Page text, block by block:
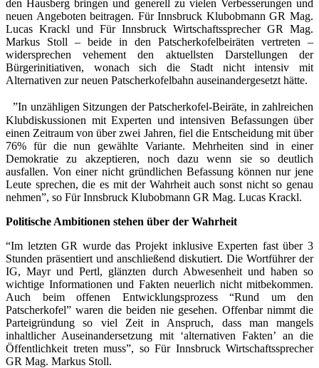
den Hausberg bringen und generell zu vielen Verbesserungen und
neuen Angeboten beitragen. Für Innsbruck Klubobmann GR Mag.
Lucas Krackl und Für Innsbruck Wirtschaftssprecher GR Mag.
Markus Stoll – beide in den Patscherkofelbeiräten vertreten –
widersprechen vehement den aktuellsten Darstellungen der
Bürgerinitiativen, wonach sich die Stadt nicht intensiv mit
Alternativen zur neuen Patscherkofelbahn auseinandergesetzt hätte.
”In unzähligen Sitzungen der Patscherkofel-Beiräte, in zahlreichen
Klubdiskussionen mit Experten und intensiven Befassungen über
einen Zeitraum von über zwei Jahren, fiel die Entscheidung mit über
76% für die nun gewählte Variante. Mehrheiten sind in einer
Demokratie zu akzeptieren, noch dazu wenn sie so deutlich
ausfallen. Von einer nicht gründlichen Befassung können nur jene
Leute sprechen, die es mit der Wahrheit auch sonst nicht so genau
nehmen”, so Für Innsbruck Klubobmann GR Mag. Lucas Krackl.
Politische Ambitionen stehen über der Wahrheit
“Im letzten GR wurde das Projekt inklusive Experten fast über 3
Stunden präsentiert und anschließend diskutiert. Die Wortführer der
IG, Mayr und Pertl, glänzten durch Abwesenheit und haben so
wichtige Informationen und Fakten neuerlich nicht mitbekommen.
Auch beim offenen Entwicklungsprozess “Rund um den
Patscherkofel” waren die beiden nie gesehen. Offenbar nimmt die
Parteigründung so viel Zeit in Anspruch, dass man mangels
inhaltlicher Auseinandersetzung mit ‘alternativen Fakten’ an die
Öffentlichkeit treten muss”, so Für Innsbruck Wirtschaftssprecher
GR Mag. Markus Stoll.